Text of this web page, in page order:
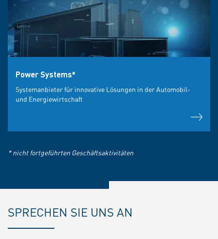
Power Systems*
Systemanbieter für innovative Lösungen in der Automobil-
und Energiewirtschaft
* nicht fortgeführten Geschäftsaktivitäten
SPRECHEN SIE UNS AN